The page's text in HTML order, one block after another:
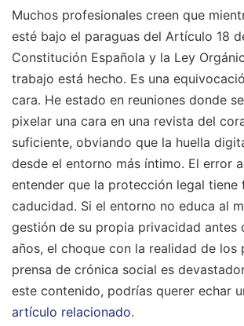
Muchos profesionales creen que
esté bajo el paraguas del Artículo 18
Constitución Española y la Ley
trabajo está hecho. Es una
cara. He estado en reuniones donde
pixelar una cara en una revista del
suficiente, obviando que la huella
desde el entorno más íntimo. El error
entender que la protección legal tiene
caducidad. Si el entorno no educa al
gestión de su propia privacidad antes
años, el choque con la realidad de los
prensa de crónica social es
este contenido, podrías querer echar
artículo relacionado.